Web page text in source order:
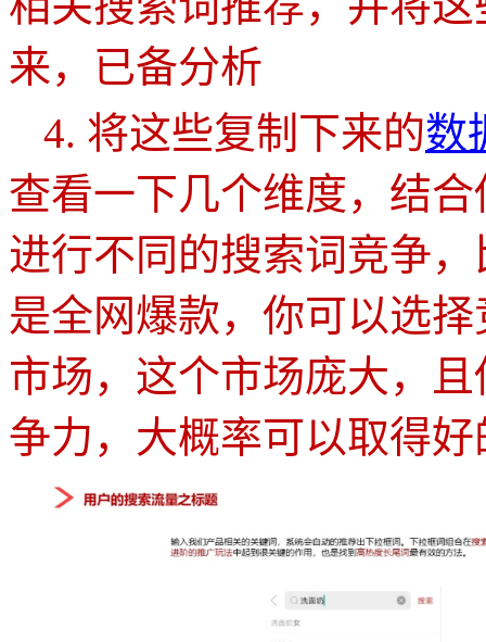
来，已备分析
4. 将这些复制下来的数
查看一下几个维度，结
进行不同的搜索词竞争
是全网爆款，你可以选
市场，这个市场庞大，
争力，大概率可以取得好